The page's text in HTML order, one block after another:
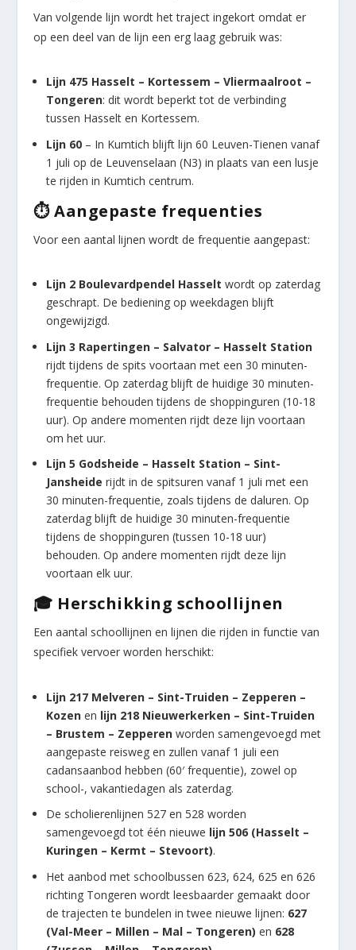
Van volgende lijn wordt het traject ingekort omdat er
op een deel van de lijn een erg laag gebruik was:
Lijn 475 Hasselt – Kortessem – Vliermaalroot –
Tongeren: dit wordt beperkt tot de verbinding
tussen Hasselt en Kortessem.
Lijn 60 – In Kumtich blijft lijn 60 Leuven-Tienen vanaf
1 juli op de Leuvenselaan (N3) in plaats van een lusje
te rijden in Kumtich centrum.
⏱️ Aangepaste frequenties
Voor een aantal lijnen wordt de frequentie aangepast:
Lijn 2 Boulevardpendel Hasselt wordt op zaterdag
geschrapt. De bediening op weekdagen blijft
ongewijzigd.
Lijn 3 Rapertingen – Salvator – Hasselt Station
rijdt tijdens de spits voortaan met een 30 minuten-
frequentie. Op zaterdag blijft de huidige 30 minuten-
frequentie behouden tijdens de shoppinguren (10-18
uur). Op andere momenten rijdt deze lijn voortaan
om het uur.
Lijn 5 Godsheide – Hasselt Station – Sint-
Jansheide rijdt in de spitsuren vanaf 1 juli met een
30 minuten-frequentie, zoals tijdens de daluren. Op
zaterdag blijft de huidige 30 minuten-frequentie
tijdens de shoppinguren (tussen 10-18 uur)
behouden. Op andere momenten rijdt deze lijn
voortaan elk uur.
🎓 Herschikking schoollijnen
Een aantal schoollijnen en lijnen die rijden in functie van
specifiek vervoer worden herschikt:
Lijn 217 Melveren – Sint-Truiden – Zepperen –
Kozen en lijn 218 Nieuwerkerken – Sint-Truiden
– Brustem – Zepperen worden samengevoegd met
aangepaste reisweg en zullen vanaf 1 juli een
cadansaanbod hebben (60′ frequentie), zowel op
school-, vakantiedagen als zaterdag.
De scholierenlijnen 527 en 528 worden
samengevoegd tot één nieuwe lijn 506 (Hasselt –
Kuringen – Kermt – Stevoort).
Het aanbod met schoolbussen 623, 624, 625 en 626
richting Tongeren wordt leesbaarder gemaakt door
de trajecten te bundelen in twee nieuwe lijnen: 627
(Val-Meer – Millen – Mal – Tongeren) en 628